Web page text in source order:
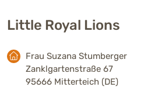
Little Royal Lions
Frau Suzana Stumberger
Zanklgartenstraße 67
95666 Mitterteich (DE)